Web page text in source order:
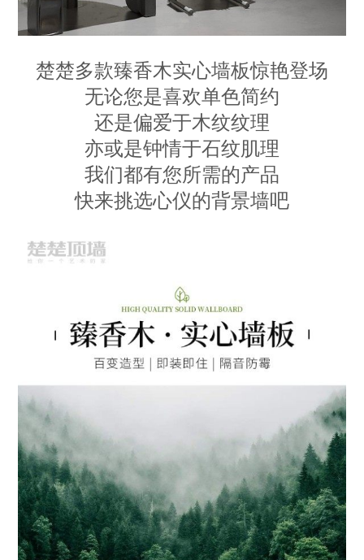
楚楚多款臻香木实心墙板惊艳登场
无论您是喜欢单色简约
还是偏爱于木纹纹理
亦或是钟情于石纹肌理
我们都有您所需的产品
快来挑选心仪的背景墙吧